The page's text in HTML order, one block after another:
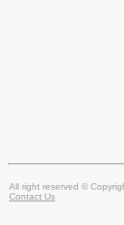
All right reserved ©
Contact Us